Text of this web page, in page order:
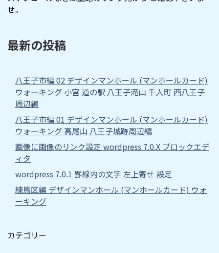
せ。
最新の投稿
八王子市編 02 デザインマンホール (マンホールカード)
ウォーキング 小宮 道の駅 八王子滝山 千人町 西八王子
周辺編
八王子市編 01 デザインマンホール (マンホールカード)
ウォーキング 高尾山 八王子城跡周辺編
画像に画像のリンク設定 wordpress 7.0.X ブロックエデ
ィタ
wordpress 7.0.1 罫線内の文字 左上寄せ 設定
練馬区編 デザインマンホール (マンホールカード) ウォ
ーキング
カテゴリー